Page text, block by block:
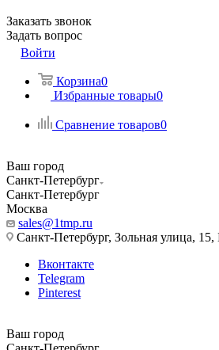
Заказать звонок
Задать вопрос
Войти
Корзина0
Избранные товары0
Сравнение товаров0
Ваш город
Санкт-Петербург
Санкт-Петербург
Москва
sales@1tmp.ru
Санкт-Петербург, Зольная улица,
Вконтакте
Telegram
Pinterest
Ваш город